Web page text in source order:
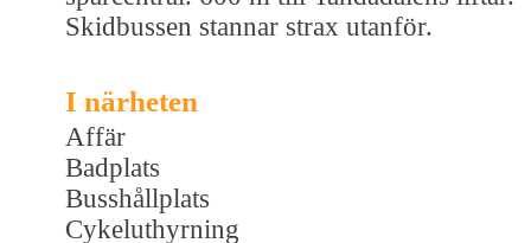
Skidbussen stannar strax utanför.
I närheten
Affär
Badplats
Busshållplats
Cykeluthyrning